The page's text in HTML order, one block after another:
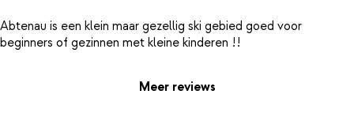
Abtenau is een klein maar gezellig ski gebied goed voor
Meer reviews